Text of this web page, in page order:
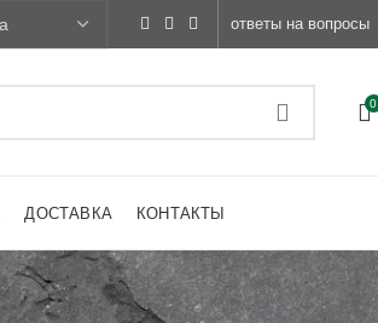
ответы на вопросы
0
ДОСТАВКА КОНТАКТЫ